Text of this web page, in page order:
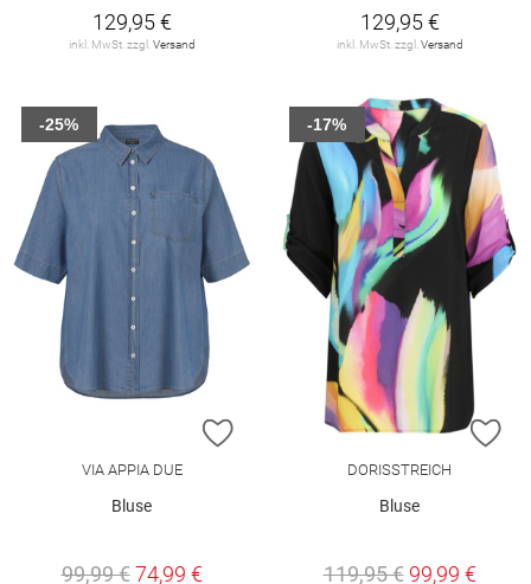
129,95 €
inkl. MwSt. zzgl. Versand
129,95 €
inkl. MwSt. zzgl. Versand
ZUR WUNSCHLISTE HINZUFÜGEN
VIA APPIA DUE
Bluse
99,99 € 74,99 €
-25%
DORISSTREICH
Bluse
119,95 € 99,99 €
-17%